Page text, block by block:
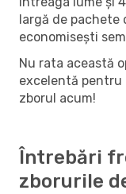
largă de pachete
economisești
Nu rata această
excelentă
zborul acum!
Întrebări
zborurile